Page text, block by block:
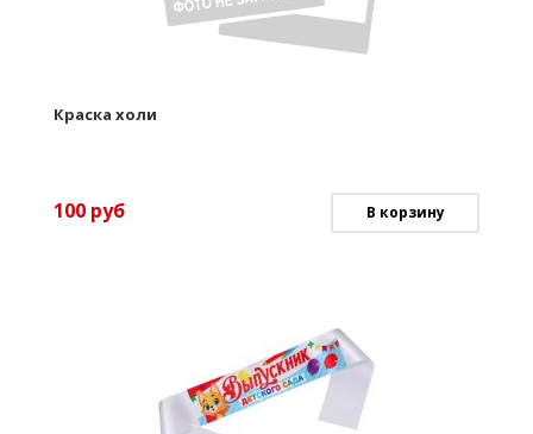
Краска холи
100 руб В корзину